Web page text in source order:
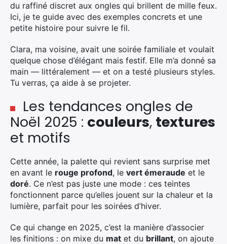
du raffiné discret aux ongles qui brillent de mille feux.
Ici, je te guide avec des exemples concrets et une
petite histoire pour suivre le fil.
Clara, ma voisine, avait une soirée familiale et voulait
quelque chose d’élégant mais festif. Elle m’a donné sa
main — littéralement — et on a testé plusieurs styles.
Tu verras, ça aide à se projeter.
Les tendances ongles de
Noël 2025 : couleurs, textures
et motifs
Cette année, la palette qui revient sans surprise met
en avant le rouge profond, le vert émeraude et le
doré. Ce n’est pas juste une mode : ces teintes
fonctionnent parce qu’elles jouent sur la chaleur et la
lumière, parfait pour les soirées d’hiver.
Ce qui change en 2025, c’est la manière d’associer
les finitions : on mixe du mat et du brillant, on ajoute